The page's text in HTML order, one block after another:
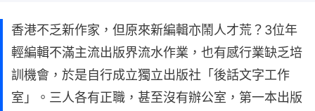
香港不乏新作家，但原來新編輯亦鬧人才荒？3位年
輕編輯不滿主流出版界流水作業，也有感行業缺乏培
訓機會，於是自行成立獨立出版社「後話文字工作
室」。三人各有正職，甚至沒有辦公室，第一本出版